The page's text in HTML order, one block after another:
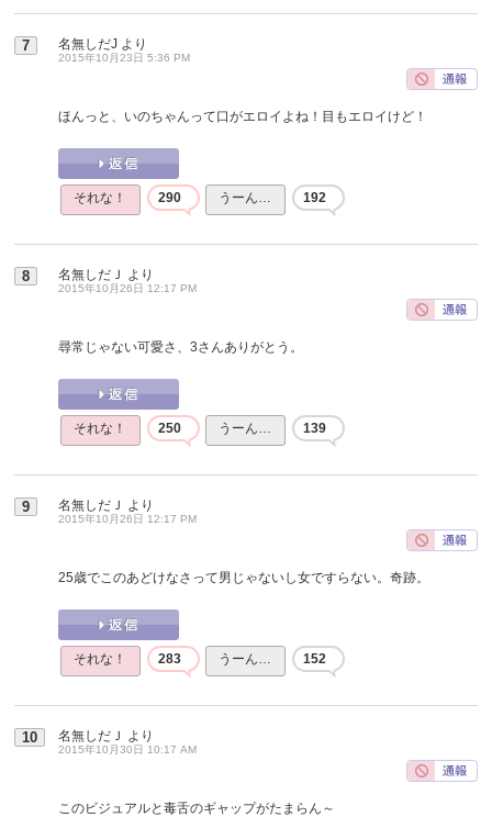
7 名無しだJ より
2015年10月23日 5:36 PM
ほんっと、いのちゃんって口がエロイよね！目もエロイけど！
それな！ 290 うーん… 192
8 名無しだＪ より
2015年10月26日 12:17 PM
尋常じゃない可愛さ、3さんありがとう。
それな！ 250 うーん… 139
9 名無しだＪ より
2015年10月26日 12:17 PM
25歳でこのあどけなさって男じゃないし女ですらない。奇跡。
それな！ 283 うーん… 152
10 名無しだＪ より
2015年10月30日 10:17 AM
このビジュアルと毒舌のギャップがたまらん～